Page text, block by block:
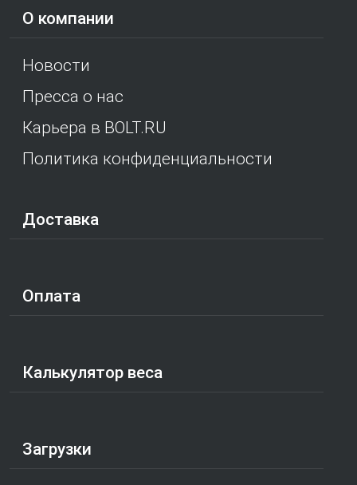
О компании
Новости
Пресса о нас
Карьера в BOLT.RU
Политика конфиденциальности
Доставка
Оплата
Калькулятор веса
Загрузки